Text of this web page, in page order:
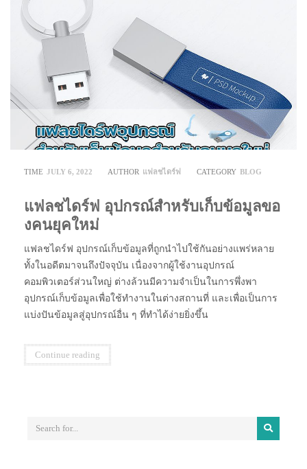
TIME JULY 6, 2022 AUTHOR แฟลชไดร์ฟ CATEGORY BLOG
แฟลชไดร์ฟ อุปกรณ์สำหรับเก็บข้อมูลขอ
งคนยุคใหม่
แฟลชไดร์ฟ อุปกรณ์เก็บข้อมูลที่ถูกนำไปใช้กันอย่างแพร่หลาย
ทั้งในอดีตมาจนถึงปัจจุบัน เนื่องจากผู้ใช้งานอุปกรณ์
คอมพิวเตอร์ส่วนใหญ่ ต่างล้วนมีความจำเป็นในการพึ่งพา
อุปกรณ์เก็บข้อมูลเพื่อใช้ทำงานในต่างสถานที่ และเพื่อเป็นการ
แบ่งปันข้อมูลสู่อุปกรณ์อื่น ๆ ที่ทำได้ง่ายยิ่งขึ้น
Continue reading